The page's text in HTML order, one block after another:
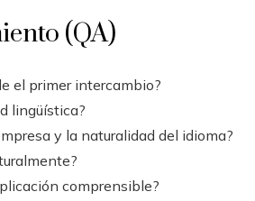
(QA)
el primer intercambio?
lingüística?
y la naturalidad del idioma?
comprensible?